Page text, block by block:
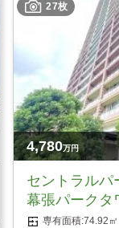
27枚
4,780万円
セントラルパ
幕張パークタ
74.92